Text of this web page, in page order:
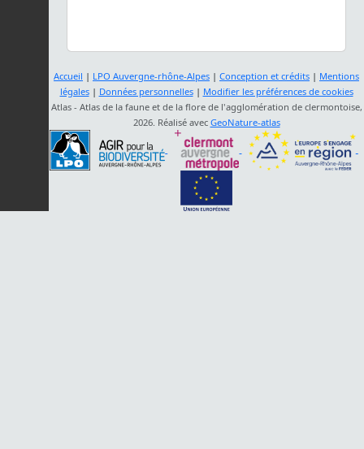
Accueil | LPO Auvergne-rhône-Alpes | Conception et crédits | Mentions
légales| Données personnelles| Modifier les préférences de cookies
Atlas - Atlas de la faune et de la flore de l'agglomération de clermontoise,
2026. Réalisé avec GeoNature-atlas